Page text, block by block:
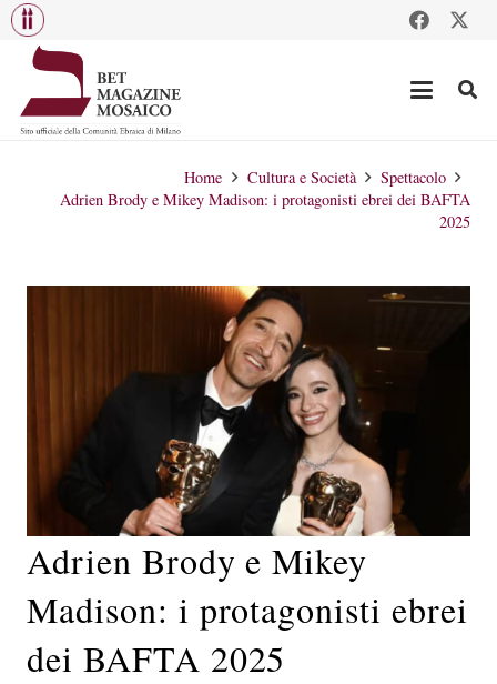
Home Cultura e Società
Spettacolo
Adrien Brody e Mikey Madison: i protagonisti ebrei dei BAFTA
2025
Adrien Brody e Mikey
Madison: i protagonisti ebrei
dei BAFTA 2025